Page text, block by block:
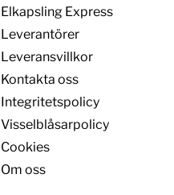
Elkapsling Express
Leverantörer
Leveransvillkor
Kontakta oss
Integritetspolicy
Visselblåsarpolicy
Cookies
Om oss